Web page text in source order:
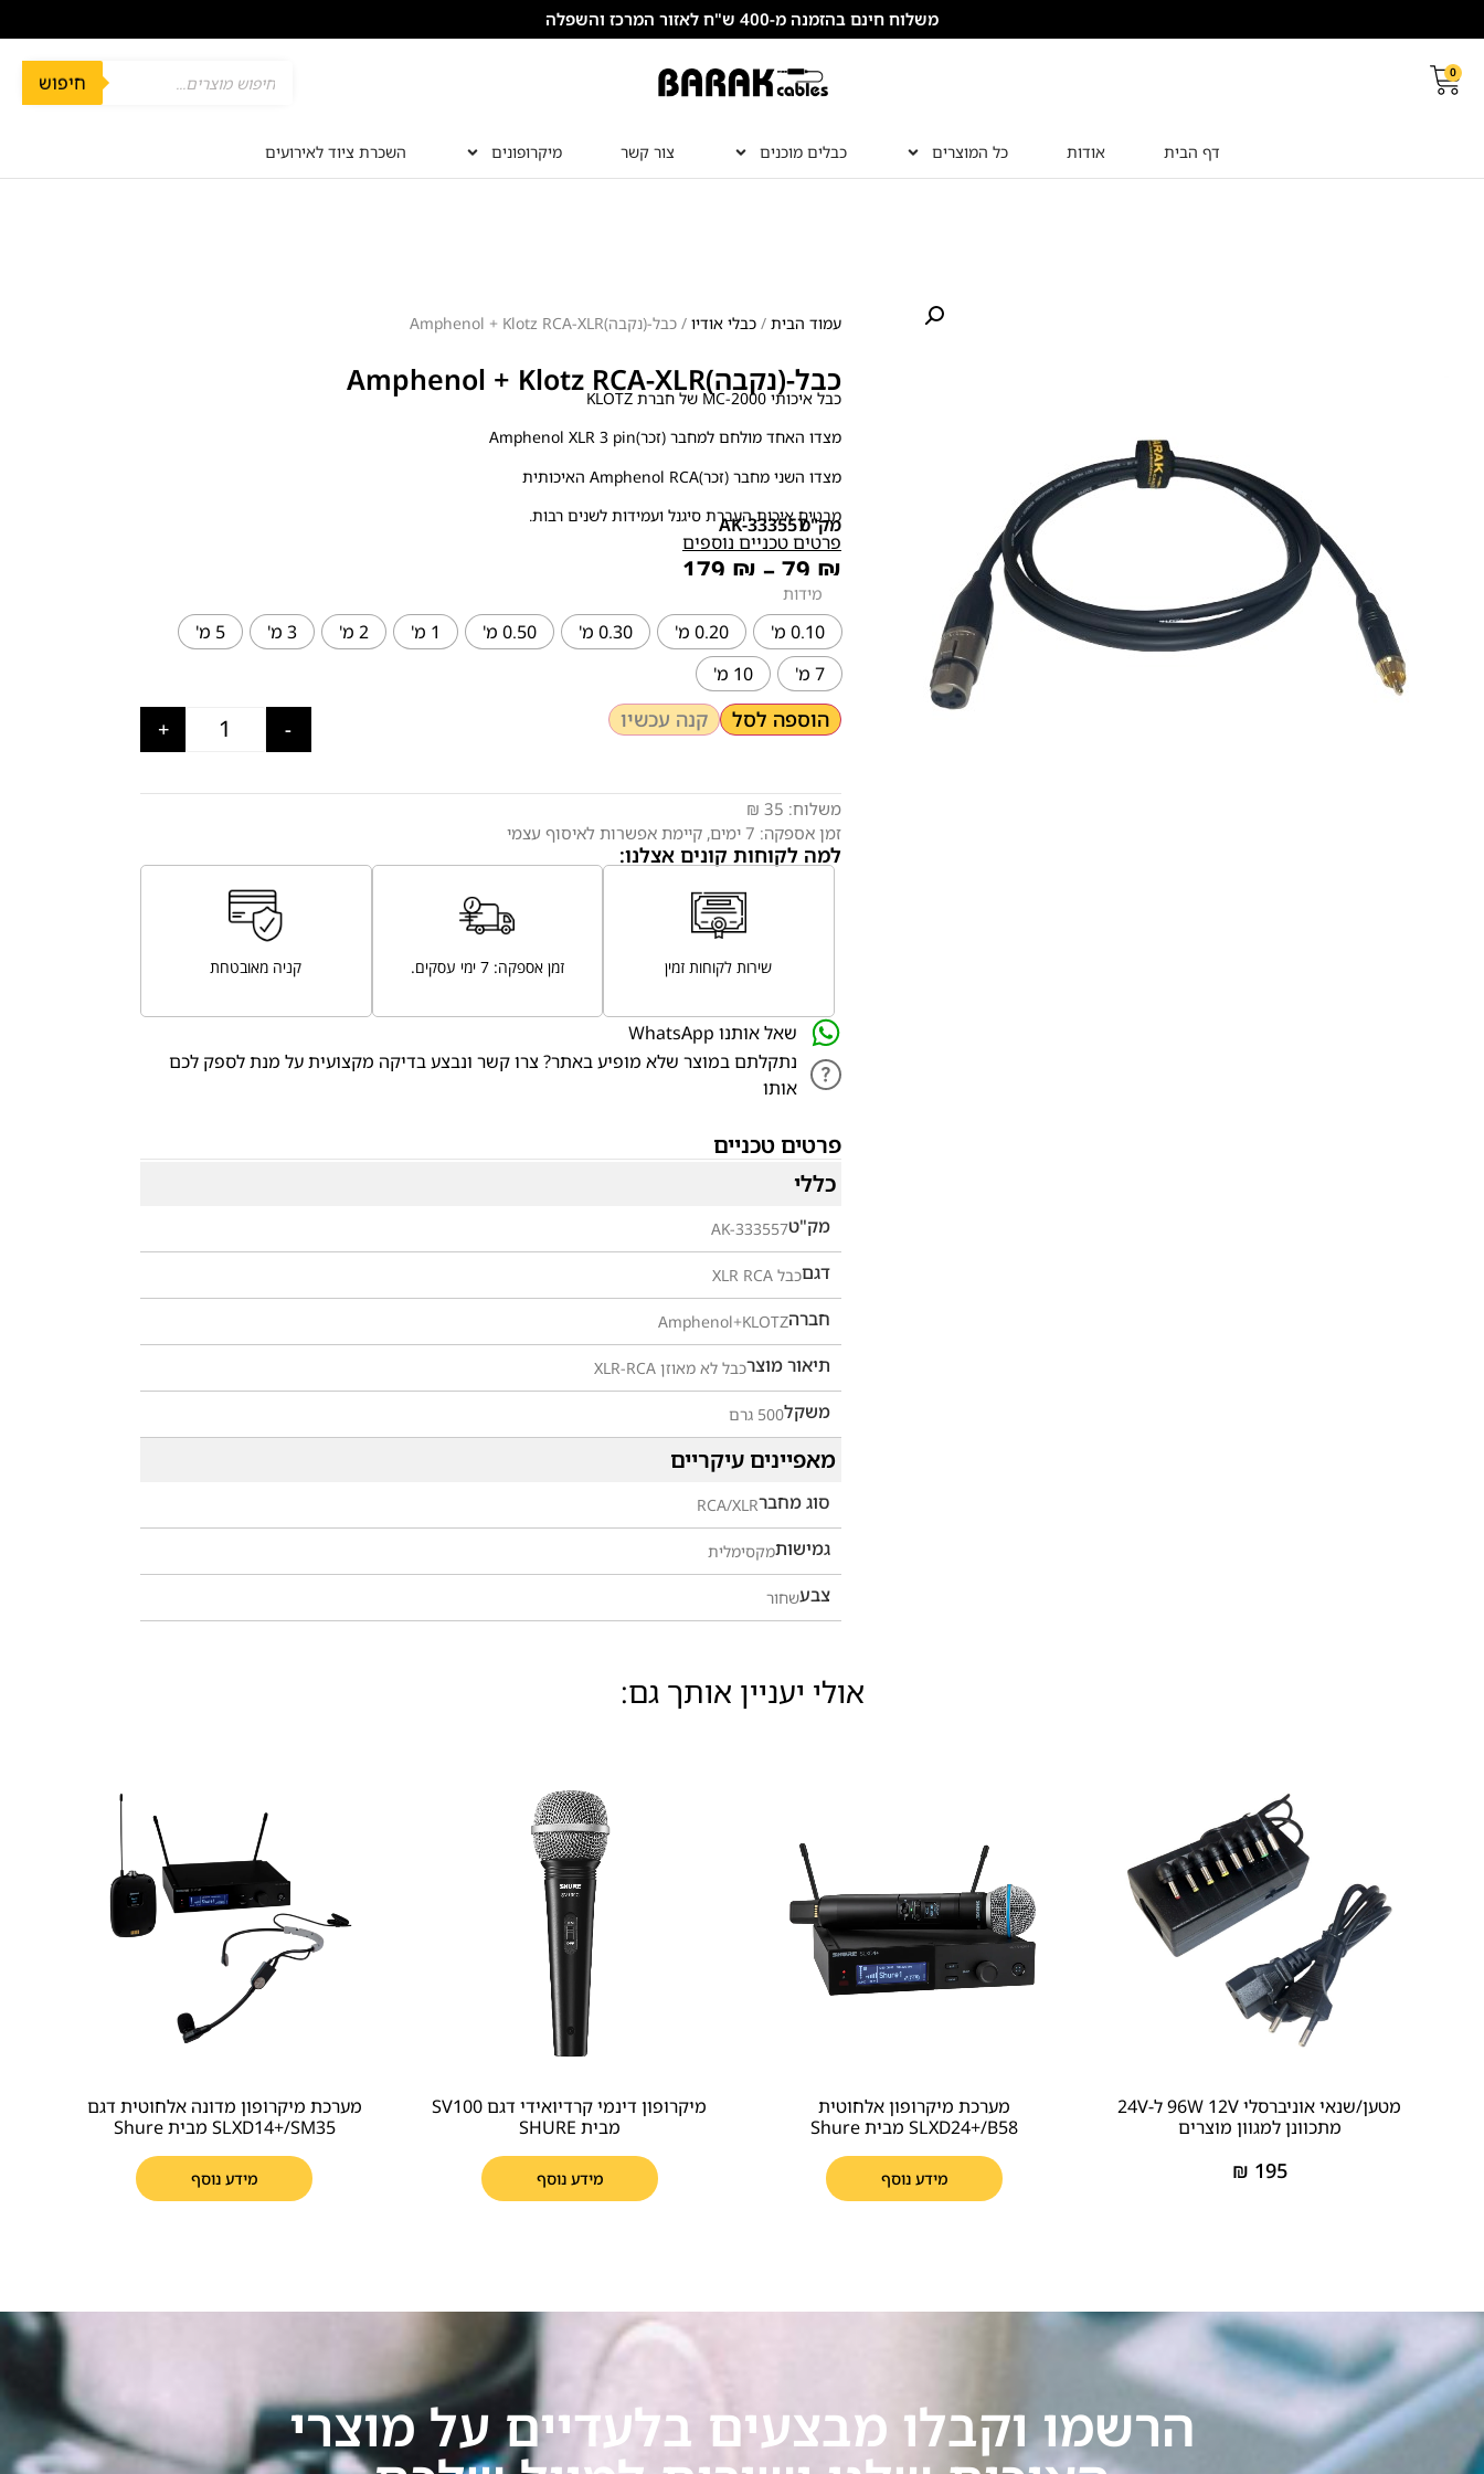
משלוח חינם בהזמנה מ-400 ש"ח לאזור המרכז והשפלה
0 חיפוש
דף הבית אודות כל המוצרים כבלים מוכנים צור קשר מיקרופונים השכרת ציוד לאירועים
עמוד הבית / כבלי אודיו / כבל-(נקבה)Amphenol + Klotz RCA-XLR
כבל-(נקבה)Amphenol + Klotz RCA-XLR
כבל איכותי MC-2000 של חברת KLOTZ
מצדו האחד מולחם למחבר (זכר)Amphenol XLR 3 pin
מצדו השני מחבר (זכר)Amphenol RCA האיכותית
מבטיח איכות העברת סיגנל ועמידות לשנים רבות.
מק"טAK-333557
פרטים טכניים נוספים
79 ₪
–
179 ₪
מידות
0.10 מ' 0.20 מ' 0.30 מ' 0.50 מ' 1 מ' 2 מ' 3 מ'
5 מ'
7 מ'
10 מ'
-
+ הוספה לסל קנה עכשיו
משלוח: 35 ₪
זמן אספקה: 7 ימים, קיימת אפשרות לאיסוף עצמי
למה לקוחות קונים אצלנו:
קניה מאובטחת זמן אספקה: 7 ימי עסקים. שירות לקוחות זמין
שאל אותנו WhatsApp
נתקלתם במוצר שלא מופיע באתר? צרו קשר ונבצע בדיקה מקצועית על מנת לספק לכם
אותו
פרטים טכניים
כללי
מק"טAK-333557
דגםכבל XLR RCA
חברהAmphenol+KLOTZ
תיאור מוצרכבל לא מאוזן XLR-RCA
משקל500 גרם
מאפיינים עיקריים
סוג מחברRCA/XLR
גמישותמקסימלית
צבעשחור
אולי יעניין אותך גם:
מטען/שנאי אוניברסלי 96W 12V ל-24V
מתכוונן למגוון מוצרים
195
₪
מערכת מיקרופון אלחוטית
SLXD24+/B58 מבית Shure
מידע נוסף
מיקרופון דינמי קרדיואידי דגם SV100
מבית SHURE
מידע נוסף
מערכת מיקרופון מדונה אלחוטית דגם
SLXD14+/SM35 מבית Shure
מידע נוסף
הרשמו וקבלו מבצעים בלעדיים על מוצרי